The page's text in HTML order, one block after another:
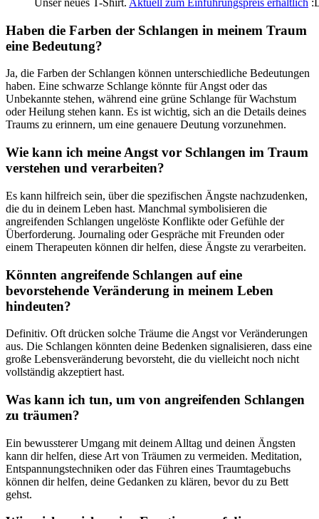
Unser neues T-Shirt. Aktuell zum Einführungspreis erhältlich
Haben die‌ Farben der Schlangen⁣ in meinem Traum
eine Bedeutung?
Ja,‍ die ​Farben der⁢ Schlangen ‌können unterschiedliche Bedeutungen
haben. Eine schwarze Schlange könnte ‍für Angst oder das
Unbekannte stehen, während eine⁤ grüne Schlange für Wachstum
oder Heilung⁣ stehen⁢ kann. Es ⁣ist wichtig, sich an die Details deines‍
Traums zu erinnern, um eine genauere Deutung vorzunehmen.
Wie kann ich meine Angst vor Schlangen im Traum
verstehen und verarbeiten?
Es kann hilfreich sein, über⁤ die spezifischen ⁢Ängste nachzudenken,‌
die du in deinem Leben hast. Manchmal symbolisieren die
angreifenden Schlangen ungelöste Konflikte​ oder⁣ Gefühle⁢ der
Überforderung. Journaling ‍oder Gespräche⁣ mit Freunden oder
einem Therapeuten können dir helfen, diese Ängste zu ​verarbeiten.
Könnten angreifende Schlangen ‌auf ⁢eine‍
bevorstehende ⁢Veränderung in⁤ meinem‌ Leben​
hindeuten?
Definitiv.⁤ Oft ​drücken solche ‍Träume die Angst​ vor Veränderungen​
aus. Die Schlangen könnten deine Bedenken signalisieren, dass eine
große Lebensveränderung bevorsteht, die du vielleicht⁤ noch nicht
‌vollständig akzeptiert hast.
Was kann ich tun,⁤ um ‌von angreifenden Schlangen
zu träumen?
Ein bewussterer Umgang mit deinem Alltag und deinen Ängsten
kann dir helfen, diese Art von Träumen zu vermeiden. Meditation,
⁤Entspannungstechniken ⁢oder das Führen ⁢eines Traumtagebuchs
können dir ​helfen, deine ⁤Gedanken zu‍ klären, bevor du‍ zu Bett
gehst.